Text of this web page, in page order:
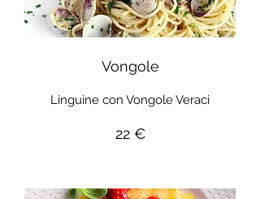
Vongole
Linguine con Vongole Veraci
22 €